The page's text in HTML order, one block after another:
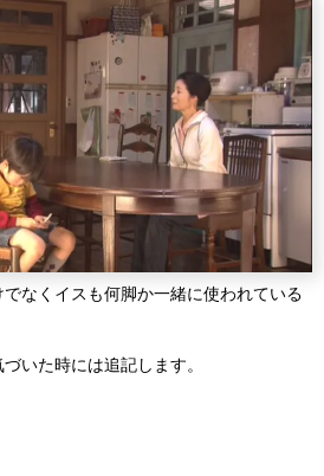
なくイスも何脚か一緒に使われている
いた時には追記します。